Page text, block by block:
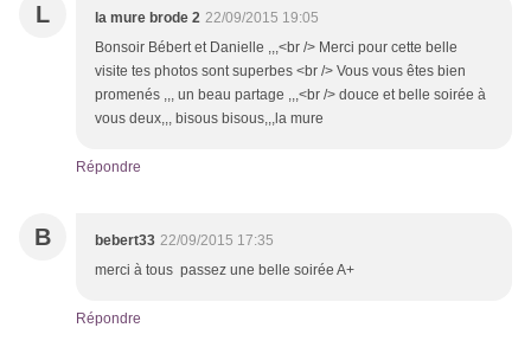
L la mure brode 2 22/09/2015 19:05
Bonsoir Bébert et Danielle ,,,<br /> Merci pour cette belle
visite tes photos sont superbes <br /> Vous vous êtes bien
promenés ,,, un beau partage ,,,<br /> douce et belle soirée à
vous deux,,, bisous bisous,,,la mure
Répondre
B bebert33 22/09/2015 17:35
merci à tous passez une belle soirée A+
Répondre